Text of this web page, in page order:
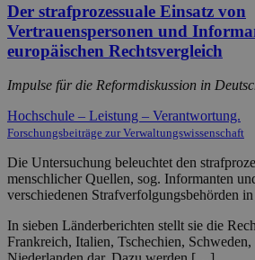
Der strafprozessuale Einsatz von
Vertrauenspersonen und
europäischen Rechtsvergleich
Impulse für die Reformdiskussion in
Hochschule – Leistung – Verantwortung.
Forschungsbeiträge zur Verwaltungswissenschaft
Die Untersuchung beleuchtet den
menschlicher Quellen, sog. Informanten
verschiedenen Strafverfolgungsbehörden
In sieben Länderberichten stellt sie die
Frankreich, Italien, Tschechien,